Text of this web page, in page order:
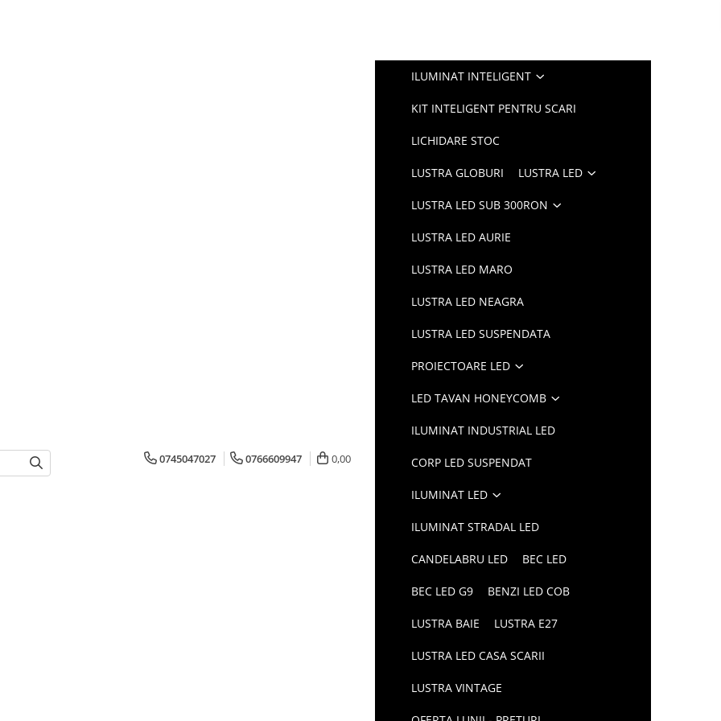
0745047027 0766609947 0,00
ILUMINAT INTELIGENT
KIT INTELIGENT PENTRU SCARI
LICHIDARE STOC
LUSTRA GLOBURI LUSTRA LED
LUSTRA LED SUB 300RON
LUSTRA LED AURIE
LUSTRA LED MARO
LUSTRA LED NEAGRA
LUSTRA LED SUSPENDATA
PROIECTOARE LED
LED TAVAN HONEYCOMB
ILUMINAT INDUSTRIAL LED
CORP LED SUSPENDAT
ILUMINAT LED
ILUMINAT STRADAL LED
CANDELABRU LED BEC LED
BEC LED G9 BENZI LED COB
LUSTRA BAIE LUSTRA E27
LUSTRA LED CASA SCARII
LUSTRA VINTAGE